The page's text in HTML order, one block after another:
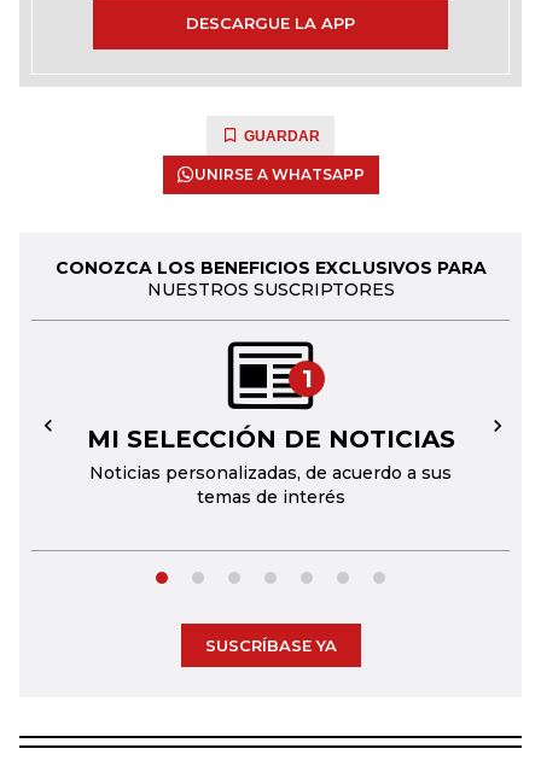
DESCARGUE LA APP
GUARDAR
UNIRSE A WHATSAPP
CONOZCA LOS BENEFICIOS EXCLUSIVOS PARA
NUESTROS SUSCRIPTORES
1
MI SELECCIÓN DE NOTICIAS
Noticias personalizadas, de acuerdo a sus
temas de interés
← →
SUSCRÍBASE YA